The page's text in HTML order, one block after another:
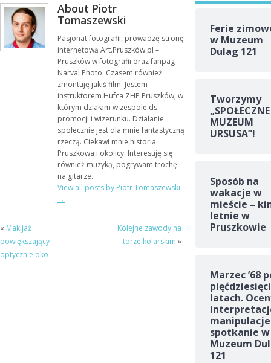
About Piotr
Tomaszewski
Pasjonat fotografii, prowadzę stronę
internetową Art.Pruszków.pl –
Pruszków w fotografii oraz fanpag
Narval Photo. Czasem również
zmontuję jakiś film. Jestem
instruktorem Hufca ZHP Pruszków, w
którym działam w zespole ds.
promocji i wizerunku. Działanie
społecznie jest dla mnie fantastyczną
rzeczą. Ciekawi mnie historia
Pruszkowa i okolicy. Interesuję się
również muzyką, pogrywam trochę
na gitarze.
View all posts by Piotr Tomaszewski
→
« Makijaż
powiększający
optycznie oko
Kolejne zawody na
torze kolarskim »
Ferie
w Muzeum
Dulag 121
Tworzymy
„SPOŁECZNE
MUZEUM
URSUSA”!
Sposób na
wakacje w
mieście –
letnie w
Pruszkowie
Marzec ’68
latach.
spotkanie w
Muzeum
121